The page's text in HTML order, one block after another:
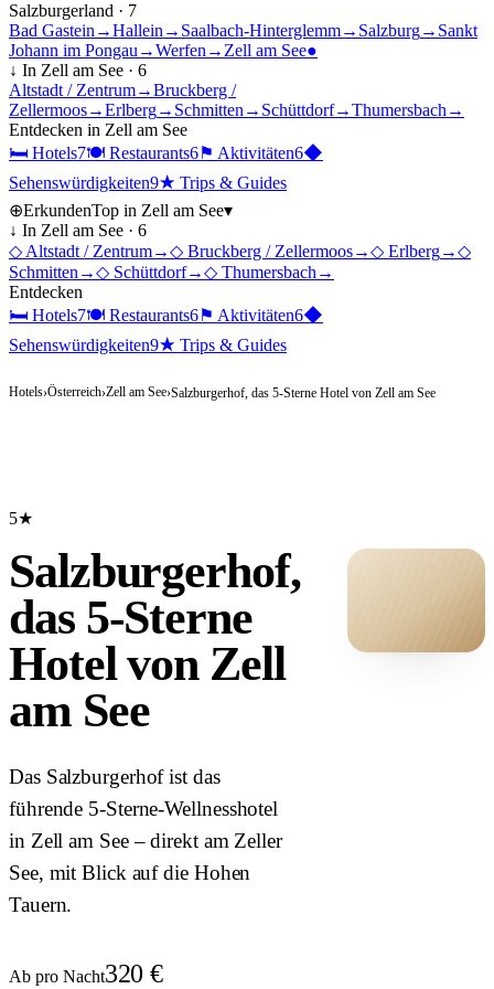
Salzburgerland · 7
Bad Gastein →Hallein → Saalbach-Hinterglemm→ Salzburg→ Sankt
Johann im Pongau →Werfen → Zell am See●
↓ In Zell am See · 6
Altstadt / Zentrum→Bruckberg /
Zellermoos→Erlberg→ Schmitten → Schüttdorf→Thumersbach →
Entdecken in Zell am See
🛏 Hotels7🍽 Restaurants6⚑ Aktivitäten6◆
Sehenswürdigkeiten9★ Trips & Guides
⊕ErkundenTop in Zell am See▾
↓ In Zell am See · 6
◇ Altstadt / Zentrum→◇ Bruckberg / Zellermoos→◇ Erlberg→◇
Schmitten →◇ Schüttdorf→◇ Thumersbach →
Entdecken
🛏 Hotels7🍽 Restaurants6⚑ Aktivitäten6◆
Sehenswürdigkeiten9★ Trips & Guides
Hotels›Österreich›Zell am See›Salzburgerhof, das 5-Sterne Hotel von Zell am See
5★
Salzburgerhof,
das 5-Sterne
Hotel von Zell
am See
Das Salzburgerhof ist das
führende 5-Sterne-Wellnesshotel
in Zell am See – direkt am Zeller
See, mit Blick auf die Hohen
Tauern.
Ab pro Nacht320 €